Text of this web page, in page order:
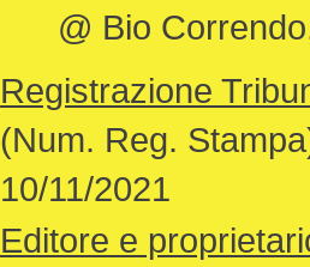
@ Bio
Registrazione
(Num. Reg.
10/11/2021
Editore e